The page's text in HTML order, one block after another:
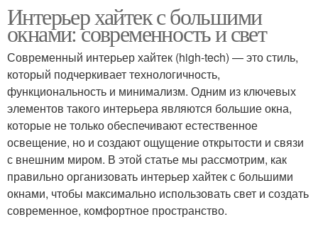
Пространства в
интерьере
Окна в стиле
Жалюзи для больших
окон
Комнаты с большими
окнами
Хай-теки с окнами Стиль с окнами
Интерьер хайтек с большими
окнами: современность и свет
Современный интерьер хайтек (high-tech) — это стиль,
который подчеркивает технологичность,
функциональность и минимализм. Одним из ключевых
элементов такого интерьера являются большие окна,
которые не только обеспечивают естественное
освещение, но и создают ощущение открытости и связи
с внешним миром. В этой статье мы рассмотрим, как
правильно организовать интерьер хайтек с большими
окнами, чтобы максимально использовать свет и создать
современное, комфортное пространство.